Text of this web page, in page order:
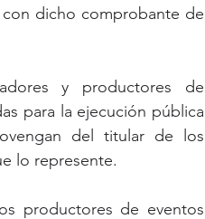
dicho comprobante de
y productores de
para la ejecución pública
del titular de los
lo represente.
productores de eventos